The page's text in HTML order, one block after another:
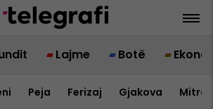
Lajme Botë
Peja Ferizaj Gjakova